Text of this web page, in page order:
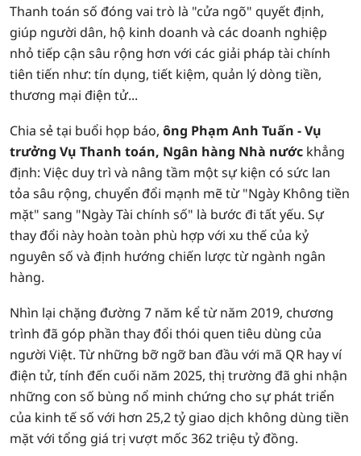
Thanh toán số đóng vai trò là "cửa ngõ" quyết định,
giúp người dân, hộ kinh doanh và các doanh nghiệp
nhỏ tiếp cận sâu rộng hơn với các giải pháp tài chính
tiên tiến như: tín dụng, tiết kiệm, quản lý dòng tiền,
thương mại điện tử...
Chia sẻ tại buổi họp báo, ông Phạm Anh Tuấn - Vụ
trưởng Vụ Thanh toán, Ngân hàng Nhà nước khẳng
định: Việc duy trì và nâng tầm một sự kiện có sức lan
tỏa sâu rộng, chuyển đổi mạnh mẽ từ "Ngày Không tiền
mặt" sang "Ngày Tài chính số" là bước đi tất yếu. Sự
thay đổi này hoàn toàn phù hợp với xu thế của kỷ
nguyên số và định hướng chiến lược từ ngành ngân
hàng.
Nhìn lại chặng đường 7 năm kể từ năm 2019, chương
trình đã góp phần thay đổi thói quen tiêu dùng của
người Việt. Từ những bỡ ngỡ ban đầu với mã QR hay ví
điện tử, tính đến cuối năm 2025, thị trường đã ghi nhận
những con số bùng nổ minh chứng cho sự phát triển
của kinh tế số với hơn 25,2 tỷ giao dịch không dùng tiền
mặt với tổng giá trị vượt mốc 362 triệu tỷ đồng.